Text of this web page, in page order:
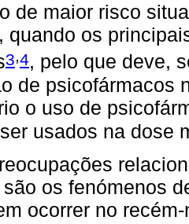
de maior risco
quando os
3,4, pelo que deve,
de psicofármacos
o uso de
usados na dose
os fenómenos
ocorrer no